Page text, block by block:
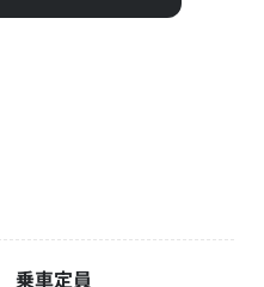
乗車定員